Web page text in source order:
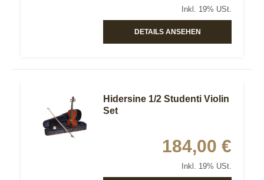
Inkl. 19% USt.
DETAILS ANSEHEN
Hidersine 1/2 Studenti Violin
Set
184,00 €
Inkl. 19% USt.